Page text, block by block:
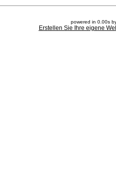
powered in 0.00s
Erstellen Sie Ihre eigene